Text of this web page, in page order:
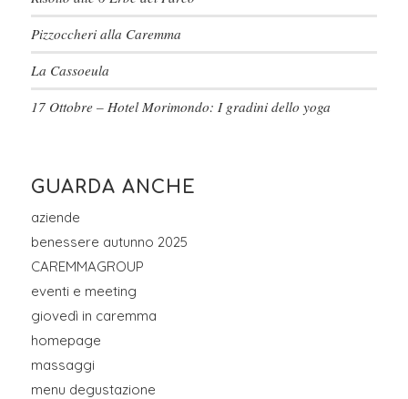
Pizzoccheri alla Caremma
La Cassoeula
17 Ottobre – Hotel Morimondo: I gradini dello yoga
GUARDA ANCHE
aziende
benessere autunno 2025
CAREMMAGROUP
eventi e meeting
giovedì in caremma
homepage
massaggi
menu degustazione